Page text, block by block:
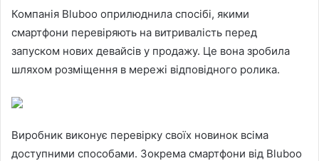
Компанія Bluboo оприлюднила спосібі, якими
смартфони перевіряють на витривалість перед
запуском нових девайсів у продажу. Це вона зробила
шляхом розміщення в мережі відповідного ролика.
Виробник виконує перевірку своїх новинок всіма
доступними способами. Зокрема смартфони від Bluboo